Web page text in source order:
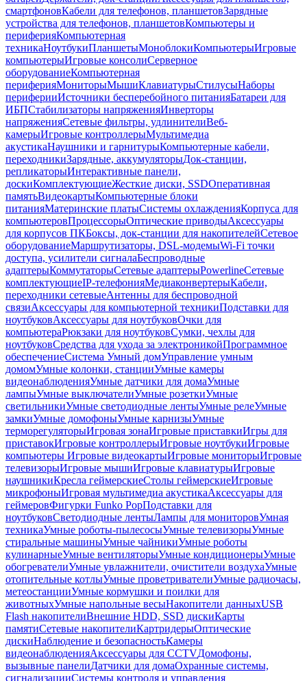
смартфоновКабели для телефонов, планшетовЗарядные
устройства для телефонов, планшетовКомпьютеры и
периферияКомпьютерная
техникаНоутбукиПланшетыМоноблокиКомпьютерыИгровые
компьютерыИгровые консолиСерверное
оборудованиеКомпьютерная
периферияМониторыМышиКлавиатурыСтилусыНаборы
периферииИсточники бесперебойного питанияБатареи для
ИБПСтабилизаторы напряженияИнверторы
напряженияСетевые фильтры, удлинителиВеб-
камерыИгровые контроллерыМультимедиа
акустикаНаушники и гарнитурыКомпьютерные кабели,
переходникиЗарядные, аккумуляторыДок-станции,
репликаторыИнтерактивные панели,
доскиКомплектующиеЖесткие диски, SSDОперативная
памятьВидеокартыКомпьютерные блоки
питанияМатеринские платыСистемы охлажденияКорпуса для
компьютеровПроцессорыОптические приводыАксессуары
для корпусов ПКБоксы, док-станции для накопителейСетевое
оборудованиеМаршрутизаторы, DSL-модемыWi-Fi точки
доступа, усилители сигналаБеспроводные
адаптерыКоммутаторыСетевые адаптерыPowerlineСетевые
комплектующиеIP-телефонияМедиаконвертерыКабели,
переходники сетевыеАнтенны для беспроводной
связиАксессуары для компьютерной техникиПодставки для
ноутбуковАксессуары для ноутбуковОчки для
компьютераРюкзаки для ноутбуковСумки, чехлы для
ноутбуковСредства для ухода за электроникойПрограммное
обеспечениеСистема Умный домУправление умным
домомУмные колонки, станцииУмные камеры
видеонаблюденияУмные датчики для домаУмные
лампыУмные выключателиУмные розеткиУмные
светильникиУмные светодиодные лентыУмные релеУмные
замкиУмные домофоныУмные карнизыУмные
терморегуляторыИгровая зонаИгровые приставкиИгры для
приставокИгровые контроллерыИгровые ноутбукиИгровые
компьютеры Игровые видеокартыИгровые мониторыИгровые
телевизорыИгровые мышиИгровые клавиатурыИгровые
наушникиКресла геймерскиеСтолы геймерскиеИгровые
микрофоныИгровая мультимедиа акустикаАксессуары для
геймеровФигурки Funko PopПодставки для
ноутбуковСветодиодные лентыЛампы для мониторовУмная
техникаУмные роботы-пылесосыУмные телевизорыУмные
стиральные машиныУмные чайникиУмные роботы
кулинарныеУмные вентиляторыУмные кондиционерыУмные
обогревателиУмные увлажнители, очистители воздухаУмные
отопительные котлыУмные проветривателиУмные радиочасы,
метеостанцииУмные кормушки и поилки для
животныхУмные напольные весыНакопители данныхUSB
Flash накопителиВнешние HDD, SSD дискиКарты
памятиСетевые накопителиКартридерыОптические
дискиНаблюдение и безопасностьКамеры
видеонаблюденияАксессуары для CCTVДомофоны,
вызывные панелиДатчики для домаОхранные системы,
сигнализацииСистемы контроля и управления